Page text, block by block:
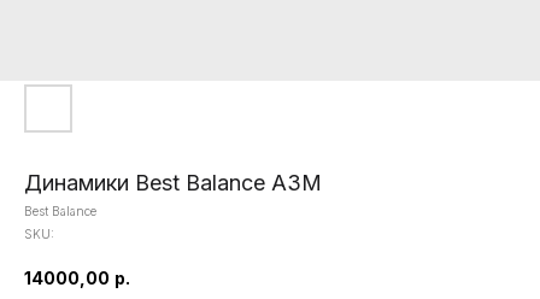
Динамики Best Balance A3M
Best Balance
SKU:
14000,00 р.